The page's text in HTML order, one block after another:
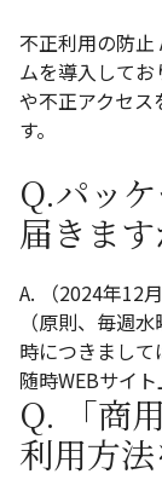
不正利用の防止
ムを導入して
や不正アクセス
す。
Q.パッ
届きます
A. （2024年12
（原則、毎週
時につきまし
随時WEBサイト
Q. 「商
利用方